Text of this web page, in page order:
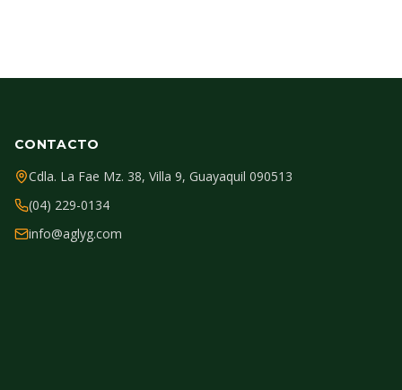
CONTACTO
Cdla. La Fae Mz. 38, Villa 9, Guayaquil 090513
(04) 229-0134
info@aglyg.com